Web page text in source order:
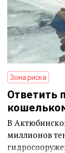
Зона риска
Ответить
В
миллионов